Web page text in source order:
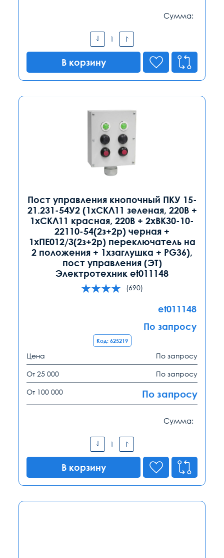
Сумма:
В корзину
Пост управления кнопочный ПКУ 15-
21.231-54У2 (1хСКЛ11 зеленая, 220В +
1хСКЛ11 красная, 220В + 2хВК30-10-
22110-54(2з+2р) черная +
1хПЕ012/3(2з+2р) переключатель на
2 положения + 1хзаглушка + PG36),
пост управления (ЭТ)
Электротехник et011148
(690)
et011148
По запросу
Код: 625219
Цена По запросу
От 25 000 По запросу
От 100 000 По запросу
Сумма:
В корзину